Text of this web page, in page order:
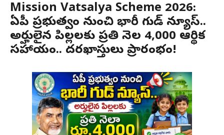
Mission Vatsalya Scheme 2026:
ఏపీ ప్రభుత్వం నుంచి భారీ గుడ్ న్యూస్..
అర్హులైన పిల్లలకు ప్రతి నెల ₹4,000 ఆర్థిక
సహాయం.. దరఖాస్తులు ప్రారంభం!